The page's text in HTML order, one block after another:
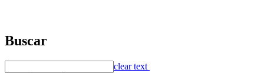
Buscar
clear text